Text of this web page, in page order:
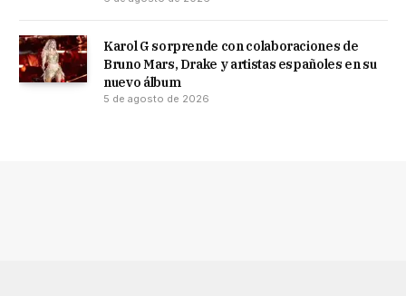
Karol G sorprende con colaboraciones de
Bruno Mars, Drake y artistas españoles en su
nuevo álbum
5 de agosto de 2026